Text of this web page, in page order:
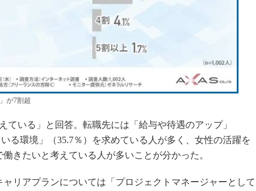
が7割超
いる」と回答。転職先には「給与や待遇のアップ」
いる環境」（35.7％）を求めている人が多く、女性の活躍を
きたいと考えている人が多いことが分かった。
リアプランについては「プロジェクトマネージャーとして